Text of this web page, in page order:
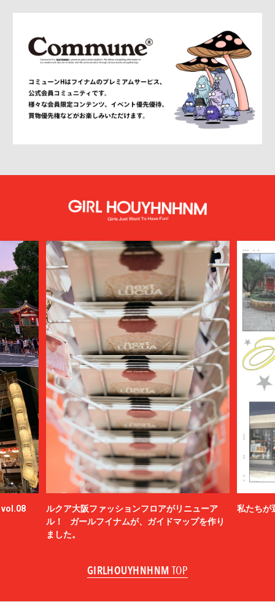
vol.08
ルクア大阪ファッションフロアがリニューア
ル！ ガールフイナムが、ガイドマップを作り
ました。
私たちが
GIRLHOUYHNHNM TOP